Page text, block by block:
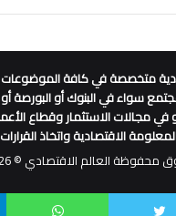
متخصصة في كافة الموضوعات
سواء في البنوك أو البورصة أو
في مجالات الاستثمار وقطاع
الاقتصادية واتخاذ
محفوظة العالم الاقتصادي © 2026